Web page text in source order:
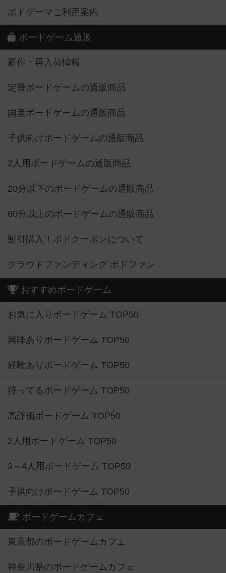
ボドゲーマご利用案内
ボードゲーム通販
新作・再入荷情報
定番ボードゲームの通販商品
国産ボードゲームの通販商品
子供向けボードゲームの通販商品
2人用ボードゲームの通販商品
20分以下のボードゲームの通販商品
60分以上のボードゲームの通販商品
割引購入！ボドクーポンについて
クラウドファンディング ボドファン
おすすめボードゲーム
お気に入りボードゲーム TOP50
興味ありボードゲーム TOP50
経験ありボードゲーム TOP50
持ってるボードゲーム TOP50
高評価ボードゲーム TOP50
2人用ボードゲーム TOP50
3～4人用ボードゲーム TOP50
子供向けボードゲーム TOP50
ボードゲームカフェ
東京都のボードゲームカフェ
神奈川県のボードゲームカフェ